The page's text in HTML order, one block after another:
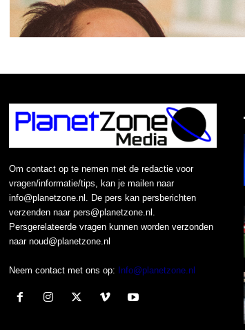
Om contact op te nemen met de redactie voor
vragen/informatie/tips, kan je mailen naar
info@planetzone.nl. De pers kan persberichten
verzenden naar pers@planetzone.nl.
Persgerelateerde vragen kunnen worden verzonden
naar noud@planetzone.nl
Neem contact met ons op: Info@planetzone.nl